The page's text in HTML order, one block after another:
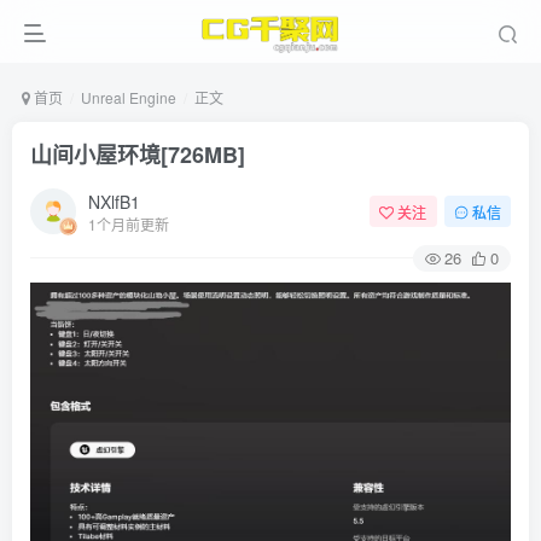
File
首页 Unreal Engine 正文
山间小屋环境[726MB]
NXlfB1
1个月前更新
关注 私信
26 0